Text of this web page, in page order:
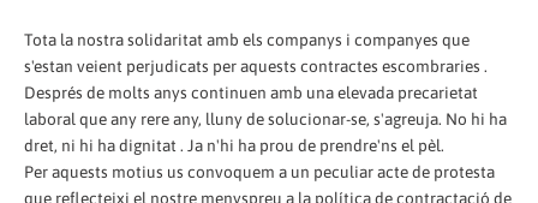
Tota la nostra solidaritat amb els companys i companyes que
s'estan veient perjudicats per aquests contractes escombraries .
Després de molts anys continuen amb una elevada precarietat
laboral que any rere any, lluny de solucionar-se, s'agreuja. No hi ha
dret, ni hi ha dignitat . Ja n'hi ha prou de prendre'ns el pèl.
Per aquests motius us convoquem a un peculiar acte de protesta
que reflecteixi el nostre menyspreu a la política de contractació de